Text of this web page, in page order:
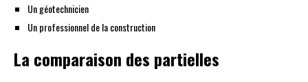
Un géotechnicien
Un professionnel de la construction
La comparaison des partielles